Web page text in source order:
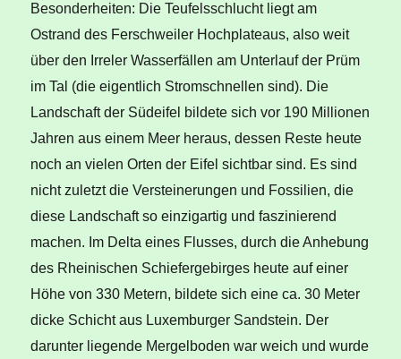
Besonderheiten: Die Teufelsschlucht liegt am
Ostrand des Ferschweiler Hochplateaus, also weit
über den Irreler Wasserfällen am Unterlauf der Prüm
im Tal (die eigentlich Stromschnellen sind). Die
Landschaft der Südeifel bildete sich vor 190 Millionen
Jahren aus einem Meer heraus, dessen Reste heute
noch an vielen Orten der Eifel sichtbar sind. Es sind
nicht zuletzt die Versteinerungen und Fossilien, die
diese Landschaft so einzigartig und faszinierend
machen. Im Delta eines Flusses, durch die Anhebung
des Rheinischen Schiefergebirges heute auf einer
Höhe von 330 Metern, bildete sich eine ca. 30 Meter
dicke Schicht aus Luxemburger Sandstein. Der
darunter liegende Mergelboden war weich und wurde